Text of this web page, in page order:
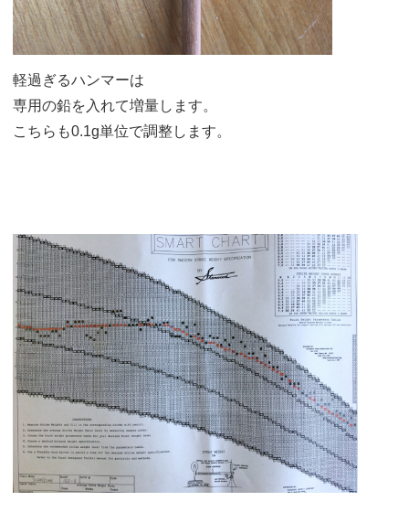
軽過ぎるハンマーは
専用の鉛を入れて増量します。
こちらも0.1g単位で調整します。